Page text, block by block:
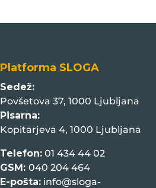
Platforma SLOGA
Sedež:
Povšetova 37, 1000 Ljubljana
Pisarna:
Kopitarjeva 4, 1000 Ljubljana
Telefon: 01 434 44 02
GSM:040 204 464
E-pošta: info@sloga-